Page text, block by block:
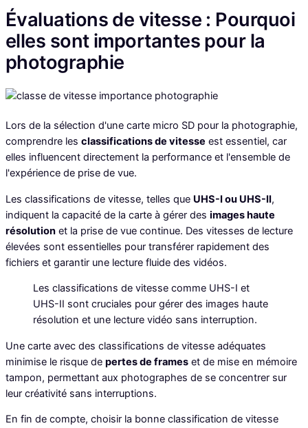
Évaluations de vitesse : Pourquoi
elles sont importantes pour la
photographie
Lors de la sélection d'une carte micro SD pour la photographie,
comprendre les classifications de vitesse est essentiel, car
elles influencent directement la performance et l'ensemble de
l'expérience de prise de vue.
Les classifications de vitesse, telles que UHS-I ou UHS-II,
indiquent la capacité de la carte à gérer des images haute
résolution et la prise de vue continue. Des vitesses de lecture
élevées sont essentielles pour transférer rapidement des
fichiers et garantir une lecture fluide des vidéos.
Les classifications de vitesse comme UHS-I et
UHS-II sont cruciales pour gérer des images haute
résolution et une lecture vidéo sans interruption.
Une carte avec des classifications de vitesse adéquates
minimise le risque de pertes de frames et de mise en mémoire
tampon, permettant aux photographes de se concentrer sur
leur créativité sans interruptions.
En fin de compte, choisir la bonne classification de vitesse